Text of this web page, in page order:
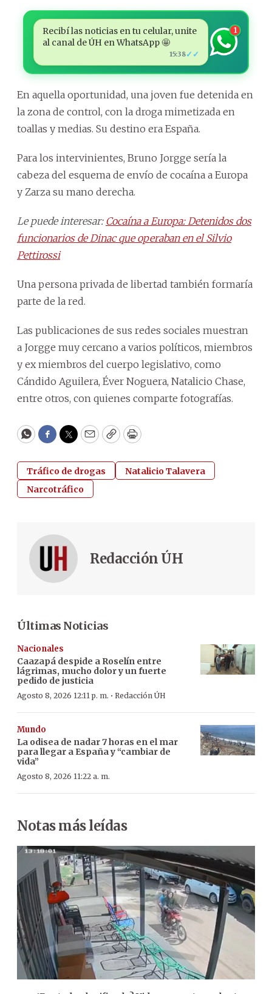
Recibí las noticias en tu celular, unite
al canal de ÚH en WhatsApp 🤩
15:38✓✓
1
En aquella oportunidad, una joven fue detenida en
la zona de control, con la droga mimetizada en
toallas y medias. Su destino era España.
Para los intervinientes, Bruno Jorgge sería la
cabeza del esquema de envío de cocaína a Europa
y Zarza su mano derecha.
Le puede interesar: Cocaína a Europa: Detenidos dos
funcionarios de Dinac que operaban en el Silvio
Pettirossi
Una persona privada de libertad también formaría
parte de la red.
Las publicaciones de sus redes sociales muestran
a Jorgge muy cercano a varios políticos, miembros
y ex miembros del cuerpo legislativo, como
Cándido Aguilera, Éver Noguera, Natalicio Chase,
entre otros, con quienes comparte fotografías.
WhatsApp
Facebook
Twitter
EmailCopyPrint
Tráfico de drogas
Natalicio Talavera
Narcotráfico
Redacción ÚH
Últimas Noticias
Nacionales
Caazapá despide a Roselín entre
lágrimas, mucho dolor y un fuerte
pedido de justicia
Agosto 8, 2026 12:11 p. m. · Redacción ÚH
Mundo
La odisea de nadar 7 horas en el mar
para llegar a España y “cambiar de
vida”
Agosto 8, 2026 11:22 a. m.
Notas más leídas